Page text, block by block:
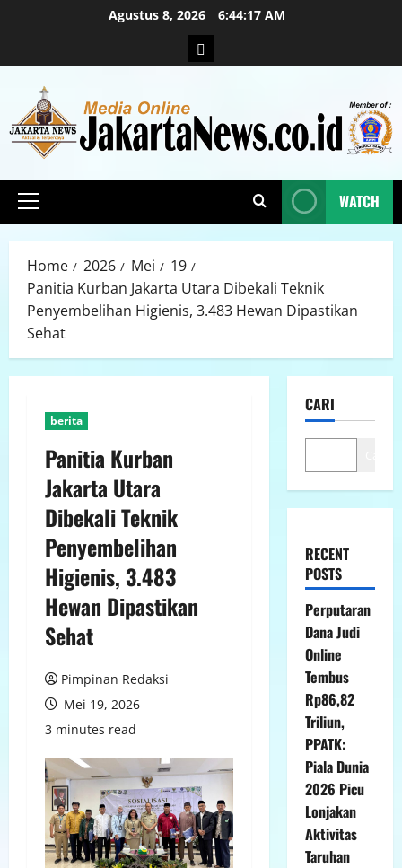
Agustus 8, 2026 6:44:18 AM
WATCH
Home 2026 Mei
19
Panitia Kurban Jakarta Utara Dibekali Teknik
Penyembelihan Higienis, 3.483 Hewan Dipastikan
Sehat
berita
Panitia Kurban
Jakarta Utara
Dibekali Teknik
Penyembelihan
Higienis, 3.483
Hewan Dipastikan
Sehat
Pimpinan Redaksi
Mei 19, 2026
3 minutes read
CARI
RECENT
POSTS
Perputaran
Dana Judi
Online
Tembus
Rp86,82
Triliun,
PPATK:
Piala Dunia
2026 Picu
Lonjakan
Aktivitas
Taruhan